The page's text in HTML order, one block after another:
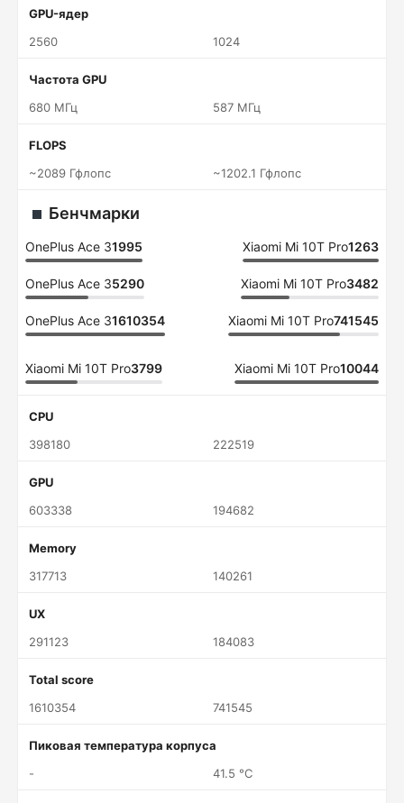
GPU-ядер
2560
1024
Частота GPU
680 МГц
587 МГц
FLOPS
~2089 Гфлопс
~1202.1 Гфлопс
Бенчмарки
OnePlus Ace 31995 Xiaomi Mi 10T Pro1263
OnePlus Ace 35290 Xiaomi Mi 10T Pro3482
OnePlus Ace 31610354 Xiaomi Mi 10T Pro741545
Xiaomi Mi 10T Pro3799 Xiaomi Mi 10T Pro10044
CPU
398180
222519
GPU
603338
194682
Memory
317713
140261
UX
291123
184083
Total score
1610354
741545
Пиковая температура корпуса
-
41.5 °C